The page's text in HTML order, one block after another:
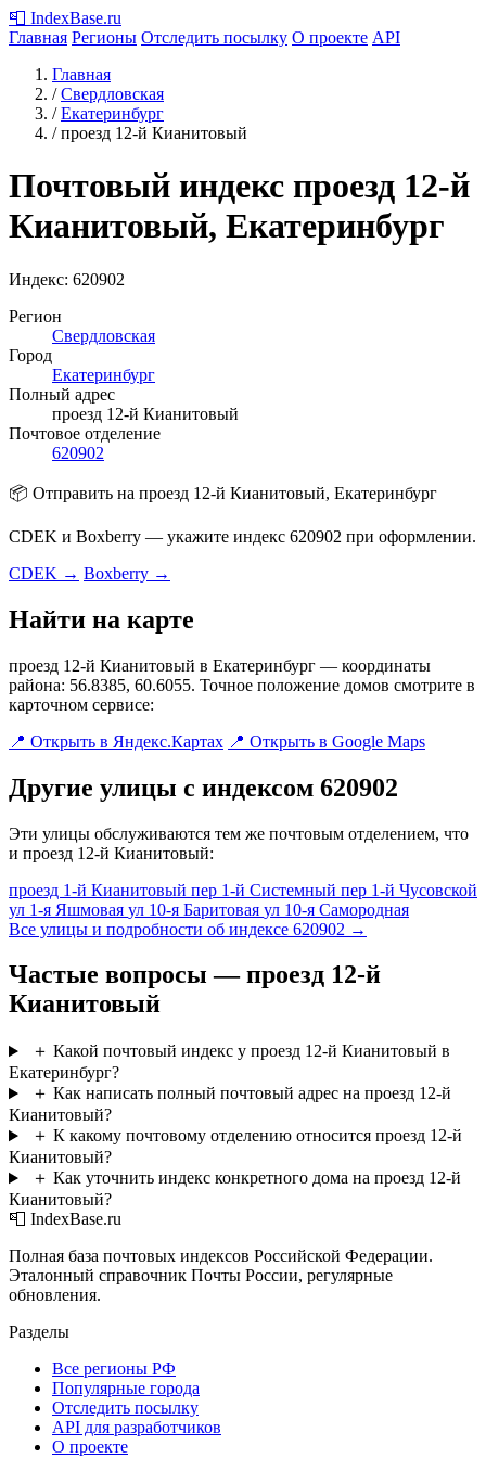
📮 IndexBase.ru
Главная Регионы Отследить посылку О проекте API
Главная
/ Свердловская
/ Екатеринбург
/ проезд 12-й Кианитовый
Почтовый индекс проезд 12-й
Кианитовый, Екатеринбург
Индекс: 620902
Регион
Свердловская
Город
Екатеринбург
Полный адрес
проезд 12-й Кианитовый
Почтовое отделение
620902
📦 Отправить на проезд 12-й Кианитовый, Екатеринбург
CDEK и Boxberry — укажите индекс 620902 при оформлении.
CDEK → Boxberry →
Найти на карте
проезд 12-й Кианитовый в Екатеринбург — координаты
района: 56.8385, 60.6055. Точное положение домов смотрите в
карточном сервисе:
📍 Открыть в Яндекс.Картах 📍 Открыть в Google Maps
Другие улицы с индексом 620902
Эти улицы обслуживаются тем же почтовым отделением, что
и проезд 12-й Кианитовый:
проезд 1-й Кианитовый пер 1-й Системный пер 1-й Чусовской
ул 1-я Яшмовая ул 10-я Баритовая ул 10-я Самородная
Все улицы и подробности об индексе 620902 →
Частые вопросы — проезд 12-й
Кианитовый
＋ Какой почтовый индекс у проезд 12-й Кианитовый в
Екатеринбург?
＋ Как написать полный почтовый адрес на проезд 12-й
Кианитовый?
＋ К какому почтовому отделению относится проезд 12-й
Кианитовый?
＋ Как уточнить индекс конкретного дома на проезд 12-й
Кианитовый?
📮 IndexBase.ru
Полная база почтовых индексов Российской Федерации.
Эталонный справочник Почты России, регулярные
обновления.
Разделы
Все регионы РФ
Популярные города
Отследить посылку
API для разработчиков
О проекте